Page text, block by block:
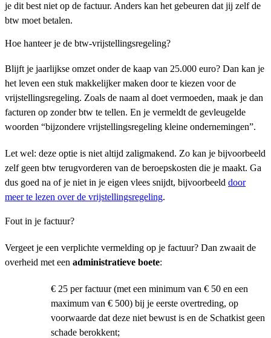
je dit best niet op de factuur. Anders kan het gebeuren dat jij zelf de
btw moet betalen.
Hoe hanteer je de btw-vrijstellingsregeling?
Blijft je jaarlijkse omzet onder de kaap van 25.000 euro? Dan kan je
het leven een stuk makkelijker maken door te kiezen voor de
vrijstellingsregeling. Zoals de naam al doet vermoeden, maak je dan
facturen op zonder btw te tellen. En je vermeldt de gevleugelde
woorden “bijzondere vrijstellingsregeling kleine ondernemingen”.
Let wel: deze optie is niet altijd zaligmakend. Zo kan je bijvoorbeeld
zelf geen btw terugvorderen van de beroepskosten die je maakt. Ga
dus goed na of je niet in je eigen vlees snijdt, bijvoorbeeld door
meer te lezen over de vrijstellingsregeling.
Fout in je factuur?
Vergeet je een verplichte vermelding op je factuur? Dan zwaait de
overheid met een administratieve boete:
€ 25 per factuur (met een minimum van € 50 en een
maximum van € 500) bij je eerste overtreding, op
voorwaarde dat deze niet bewust is en de Schatkist geen
schade berokkent;